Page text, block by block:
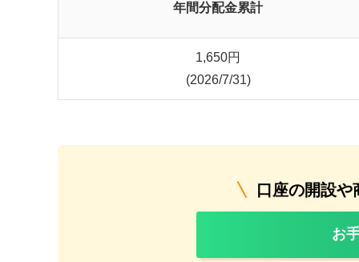
年間分配金累計
1,650円
(2026/7/31)
口座の開設や
お